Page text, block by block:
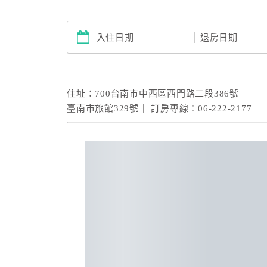
入住日期
2026/08/08(六)
退房日期
2026/08/09(日)
住址：700台南市中西區西門路二段386號
臺南市旅館329號｜ 訂房專線：06-222-2177